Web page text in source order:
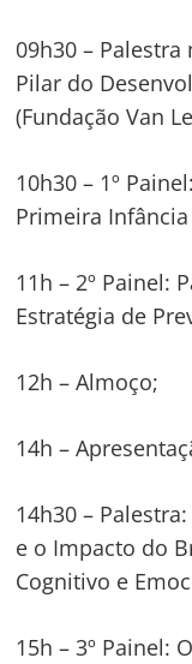
09h30 –
Pilar do
(Fundação Van
10h30 – 1º
Primeira
11h – 2º Painel:
Estratégia de
12h – Almoço;
14h –
14h30 –
e o Impacto do
Cognitivo e
15h – 3º Painel: